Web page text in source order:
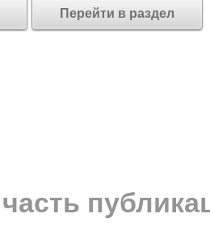
Перейти в раздел